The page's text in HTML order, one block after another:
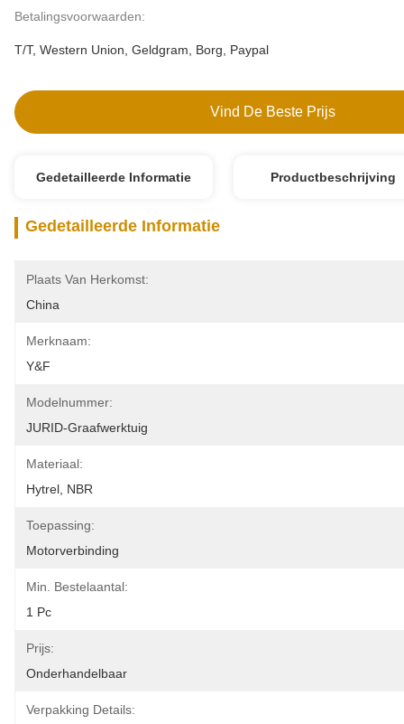
Betalingsvoorwaarden:
T/T, Western Union, Geldgram, Borg, Paypal
Vind De Beste Prijs
Gedetailleerde Informatie Productbeschrijving
Gedetailleerde Informatie
Plaats Van Herkomst:
China
Merknaam:
Y&F
Modelnummer:
JURID-Graafwerktuig
Materiaal:
Hytrel, NBR
Toepassing:
Motorverbinding
Min. Bestelaantal:
1 Pc
Prijs:
Onderhandelbaar
Verpakking Details: